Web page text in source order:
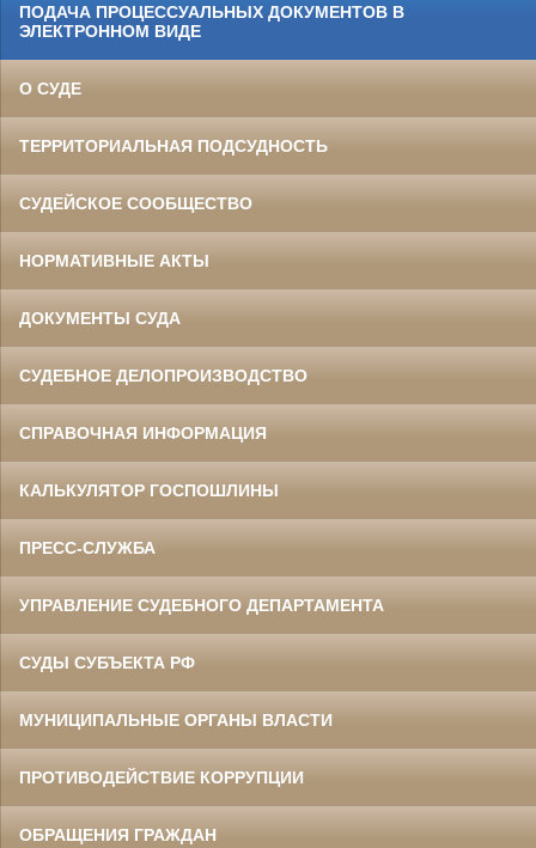
ПОДАЧА ПРОЦЕССУАЛЬНЫХ ДОКУМЕНТОВ В
ЭЛЕКТРОННОМ ВИДЕ
О СУДЕ
ТЕРРИТОРИАЛЬНАЯ ПОДСУДНОСТЬ
СУДЕЙСКОЕ СООБЩЕСТВО
НОРМАТИВНЫЕ АКТЫ
ДОКУМЕНТЫ СУДА
СУДЕБНОЕ ДЕЛОПРОИЗВОДСТВО
СПРАВОЧНАЯ ИНФОРМАЦИЯ
КАЛЬКУЛЯТОР ГОСПОШЛИНЫ
ПРЕСС-СЛУЖБА
УПРАВЛЕНИЕ СУДЕБНОГО ДЕПАРТАМЕНТА
СУДЫ СУБЪЕКТА РФ
МУНИЦИПАЛЬНЫЕ ОРГАНЫ ВЛАСТИ
ПРОТИВОДЕЙСТВИЕ КОРРУПЦИИ
ОБРАЩЕНИЯ ГРАЖДАН